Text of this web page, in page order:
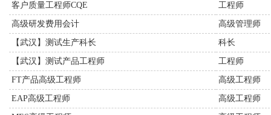
客户质量工程师CQE 工程师
高级研发费用会计 高级管理师
【武汉】测试生产科长 科长
【武汉】测试产品工程师 工程师
FT产品高级工程师 高级工程师
EAP高级工程师 高级工程师